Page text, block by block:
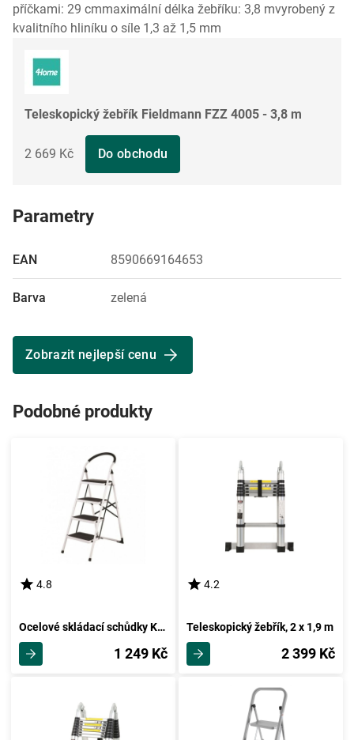
příčkami: 29 cmmaximální délka žebříku: 3,8 mvyrobený z
kvalitního hliníku o síle 1,3 až 1,5 mm
Teleskopický žebřík Fieldmann FZZ 4005 - 3,8 m
2 669 Kč Do obchodu
Parametry
EAN 8590669164653
Barva zelená
Zobrazit nejlepší cenu
Podobné produkty
4.8
Ocelové skládací schůdky Klapp, 4 stupně
1 249 Kč
4.2
Teleskopický žebřík, 2 x 1,9 m
2 399 Kč